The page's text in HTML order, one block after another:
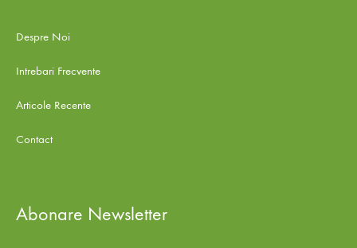
Despre Noi
Intrebari Frecvente
Articole Recente
Contact
Abonare Newsletter